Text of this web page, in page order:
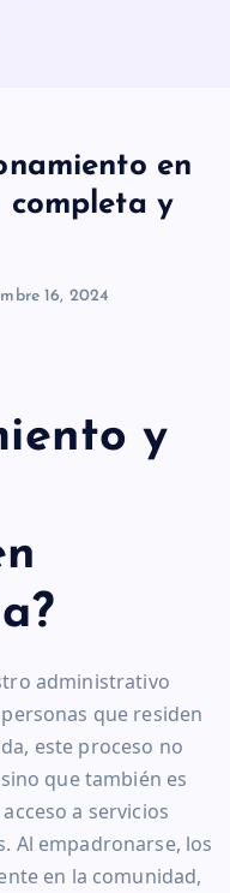
en
completa y
16, 2024
y
administrativo
que residen
este proceso no
que también es
a servicios
Al empadronarse, los
en la comunidad,